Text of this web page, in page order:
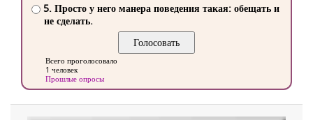
5. Просто у него манера поведения такая: обещать и
не сделать.
Всего проголосовало
1 человек
Прошлые опросы